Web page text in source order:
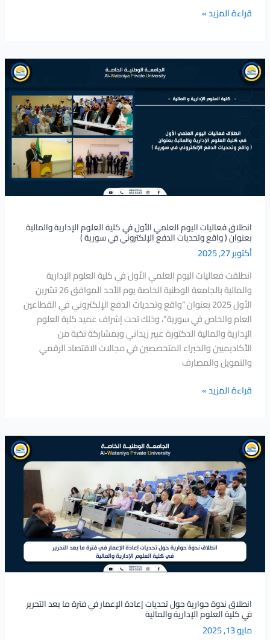
قراءة المزيد »
انطلاق فعاليات اليوم العلمي الأول في كلية العلوم الإدارية والمالية
بعنوان ( واقع وتحديات الدفع الإلكتروني في سورية )
أكتوبر 27, 2025
انطلقت فعاليات اليوم العلمي الأول في كلية العلوم الإدارية
والمالية بالجامعة الوطنية الخاصة يوم الأحد الموافق 26 تشرين
الأول 2025 بعنوان “واقع وتحديات الدفع الإلكتروني في القطاعين
العام والخاص في سورية”، وذلك تحت إشراف عميد كلية العلوم
الإدارية والمالية الدكتورة عبير زيداني وبمشاركة نخبة من
الأكاديميين والخبراء المتخصصين في مجالات الاقتصاد الرقمي
والتمويل والمصارف
انطلاق
فعاليات
اليوم
العلمي
في
كلية
والمالية
(
واقع
وتحديات
الدفع
الإلكتروني
في
سورية
)
قراءة المزيد »
انطلاق ندوة حوارية حول تحديات إعادة الإعمار في فترة ما بعد التحرير
في كلية العلوم الإدارية والمالية
مايو 13, 2025
انطلاق
ندوة
حوارية
حول
تحديات
إعادة
الإعمار
في
فترة
ما
التحرير
في
كلية